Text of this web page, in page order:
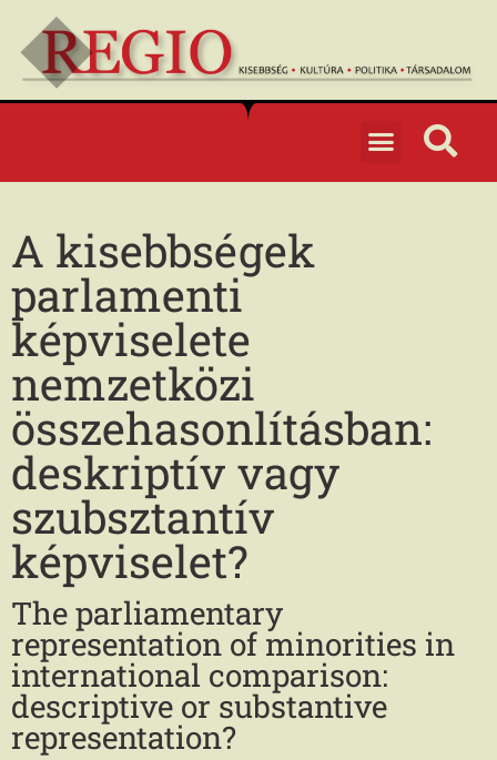
A kisebbségek
parlamenti
képviselete
nemzetközi
összehasonlításban:
deskriptív vagy
szubsztantív
képviselet?
The parliamentary
representation of minorities in
international comparison:
descriptive or substantive
representation?